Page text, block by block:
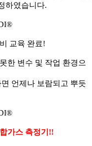
하였습니다.
교육 완료!
한 변수 및 작업 환경으
언제나 보람되고 뿌듯
가스 측정기!!